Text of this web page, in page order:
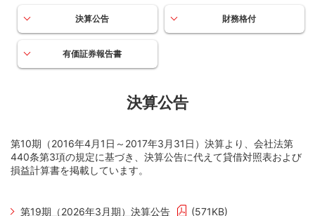
決算公告 財務格付
有価証券報告書
決算公告
第10期（2016年4月1日～2017年3月31日）決算より、会社法第
440条第3項の規定に基づき、決算公告に代えて貸借対照表および
損益計算書を掲載しています。
第19期（2026年3月期）決算公告 (571KB)